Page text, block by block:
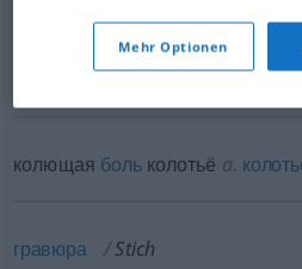
StichBajonettstich
колющая больколотьё a.
гравюра Stich
Mehr Optionen